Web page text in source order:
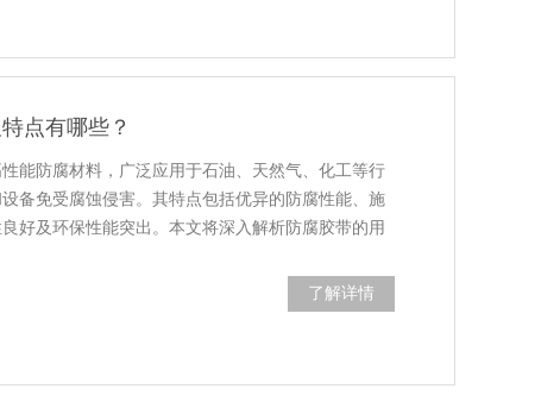
点有哪些？
能防腐材料，广泛应用于石油、天然气、化工等行
备免受腐蚀侵害。其特点包括优异的防腐性能、施
好及环保性能突出。本文将深入解析防腐胶带的用
了解详情